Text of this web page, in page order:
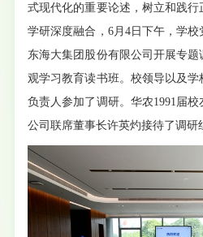
式现代化的重要论述，树立和践
学研深度融合，6月4日下午，学
东海大集团股份有限公司开展专
观学习教育读书班。校领导以及
负责人参加了调研。华农1991届
公司联席董事长许英灼接待了调研